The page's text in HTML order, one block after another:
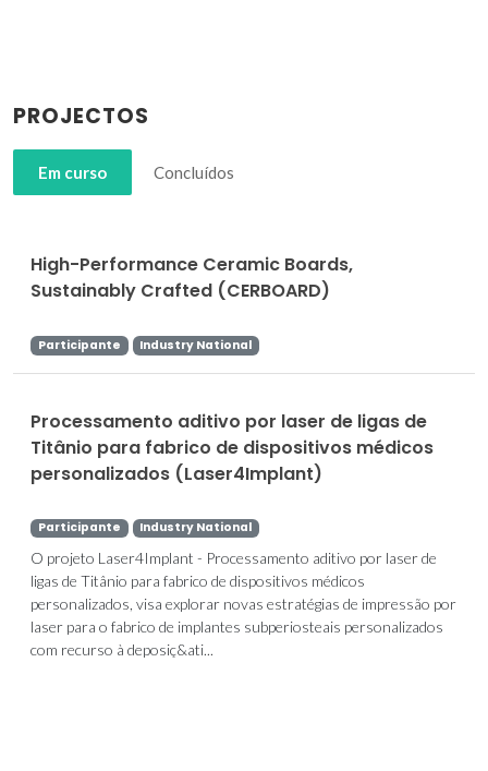
PROJECTOS
Em curso Concluídos
High-Performance Ceramic Boards,
Sustainably Crafted (CERBOARD)
Participante Industry National
Processamento aditivo por laser de ligas de
Titânio para fabrico de dispositivos médicos
personalizados (Laser4Implant)
Participante Industry National
O projeto Laser4Implant - Processamento aditivo por laser de
ligas de Titânio para fabrico de dispositivos médicos
personalizados, visa explorar novas estratégias de impressão por
laser para o fabrico de implantes subperiosteais personalizados
com recurso à deposiç&ati...